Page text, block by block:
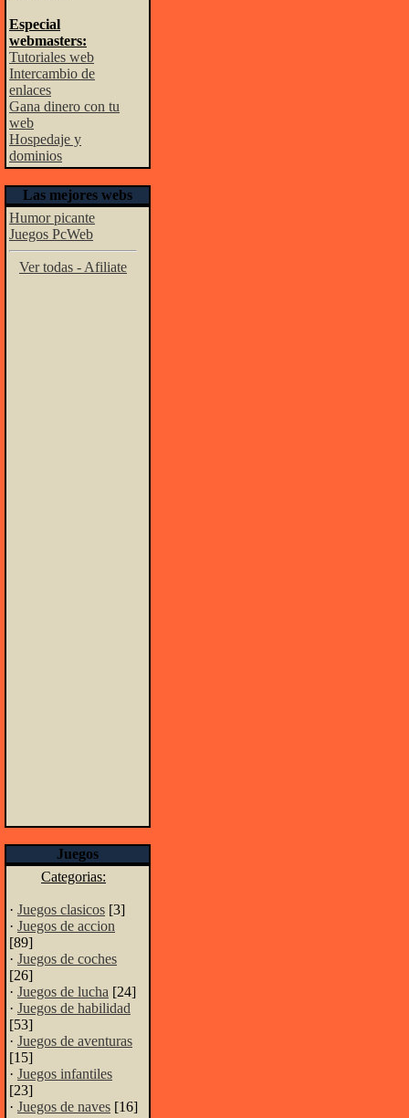
Especial
webmasters:
Tutoriales web
Intercambio de
enlaces
Gana dinero con tu
web
Hospedaje y
dominios
Las mejores webs
Humor picante
Juegos PcWeb
Ver todas - Afiliate
Juegos
Categorias:
· Juegos clasicos [3]
· Juegos de accion
[89]
· Juegos de coches
[26]
· Juegos de lucha [24]
· Juegos de habilidad
[53]
· Juegos de aventuras
[15]
· Juegos infantiles
[23]
· Juegos de naves [16]